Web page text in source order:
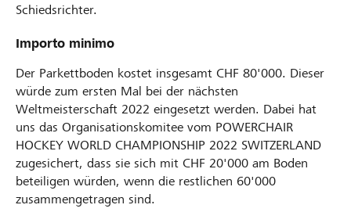
Schiedsrichter.
Importo minimo
Der Parkettboden kostet insgesamt CHF 80'000. Dieser
würde zum ersten Mal bei der nächsten
Weltmeisterschaft 2022 eingesetzt werden. Dabei hat
uns das Organisationskomitee vom POWERCHAIR
HOCKEY WORLD CHAMPIONSHIP 2022 SWITZERLAND
zugesichert, dass sie sich mit CHF 20'000 am Boden
beteiligen würden, wenn die restlichen 60'000
zusammengetragen sind.